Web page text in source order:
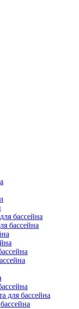
бассейна
бассейна
для бассейна